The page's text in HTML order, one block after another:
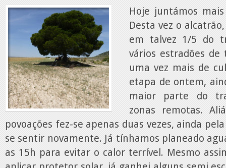
Hoje juntámos
Desta vez o
em talvez 1/5 do
vários estradões
uma vez mais de
etapa de ontem,
maior parte do
zonas remotas.
povoações fez-se apenas duas vezes, ainda
se sentir novamente. Já tínhamos planeado
as 15h para evitar o calor terrível. Mesmo